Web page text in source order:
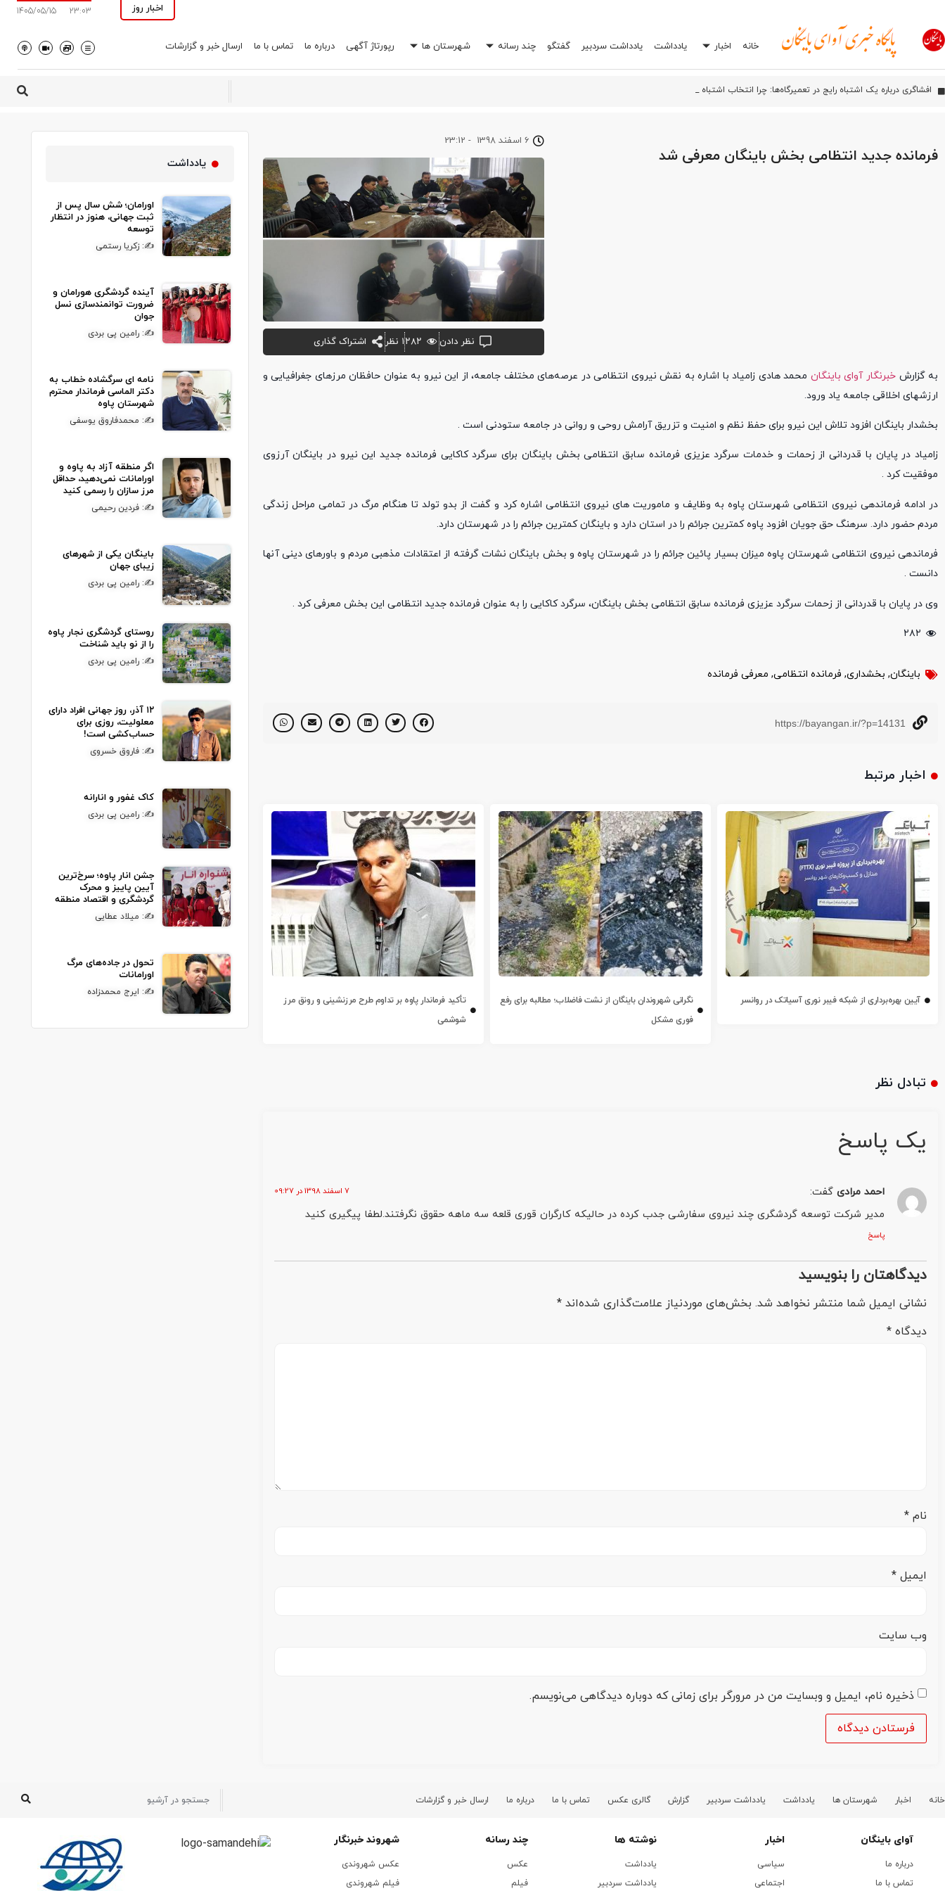
اخبار روز 23:03
1405/05/15
خانه اخبار یادداشت یادداشت سردبیر گفتگو چند رسانه شهرستان ها رپورتاژ آگهی درباره ما تماس با ما ارسال خبر و گزارشات
افشاگری درباره یک اشتباه رایج در تعمیرگاه‌ها: چرا انتخاب اشتباه جعبه بکس می‌تواند
اورامان؛ شش سال پس از ثبت جهانی، هنوز در انتظار توسعه
فرمانده جدید انتظامی بخش باینگان معرفی شد
6 اسفند 1398 -
23:12
نظر دادن ۲۸۲۱ نظر اشتراک گذاری
به گزارشخبرنگار آوای باینگان محمد هادی زامیاد با اشاره به نقش نیروی انتظامی در عرصه‌های مختلف جامعه، از این نیرو به عنوان حافظان مرزهای جغرافیایی و
ارزشهای اخلاقی جامعه یاد ورود.
بخشدار باینگان افزود تلاش این نیرو برای حفظ نظم و امنیت و تزریق آرامش روحی و روانی در جامعه ستودنی است .
زامیاد در پایان با قدردانی از زحمات و خدمات سرگرد عزیزی فرمانده سابق انتظامی بخش باینگان برای سرگرد کاکایی فرمانده جدید این نیرو در باینگان آرزوی
موفقیت کرد .
در ادامه فرماندهی نیروی انتظامی شهرستان پاوه به وظایف و ماموریت های نیروی انتظامی اشاره کرد و گفت از بدو تولد تا هنگام مرگ در تمامی مراحل زندگی
مردم حضور دارد. سرهنگ حق جویان افزود پاوه کمترین جرائم را در استان دارد و باینگان کمترین جرائم را در شهرستان دارد.
فرماندهی نیروی انتظامی شهرستان پاوه میزان بسیار پائین جرائم را در شهرستان پاوه و بخش باینگان نشات گرفته از اعتقادات مذهبی مردم و باورهای دینی آنها
دانست .
وی در پایان با قدردانی از زحمات سرگرد عزیزی فرمانده سابق انتظامی بخش باینگان، سرگرد کاکایی را به عنوان فرمانده جدید انتظامی این بخش معرفی کرد .
۲۸۲
باینگان, بخشداری, فرمانده انتظامی, معرفی فرمانده
https://bayangan.ir/?p=14131
اخبار مرتبط
آیین بهره‌برداری از شبکه فیبر نوری آسیاتک در روانسر
نگرانی شهروندان باینگان از نشت فاضلاب؛ مطالبه برای رفع
فوری مشکل
تأکید فرماندار پاوه بر تداوم طرح مرزنشینی و رونق مرز
شوشمی
تبادل نظر
یک پاسخ
احمد مرادی گفت: 7 اسفند 1398 در 09:27
مدیر شرکت توسعه گردشگری چند نیروی سفارشی جدب کرده در حالیکه کارگران قوری قلعه سه ماهه حقوق نگرفتند.لطفا پیگیری کنید
پاسخ
دیدگاهتان را بنویسید
نشانی ایمیل شما منتشر نخواهد شد. بخش‌های موردنیاز علامت‌گذاری شده‌اند *
دیدگاه *
نام *
ایمیل *
وب‌ سایت
ذخیره نام، ایمیل و وبسایت من در مرورگر برای زمانی که دوباره دیدگاهی می‌نویسم.
یادداشت
اورامان؛ شش سال پس از
ثبت جهانی، هنوز در انتظار
توسعه
✍: زکریا رستمی
آینده گردشگری هورامان و
ضرورت توانمندسازی نسل
جوان
✍: رامین پی بردی
نامه ای سرگشاده خطاب به
دکتر الماسی فرماندار محترم
شهرستان پاوه
✍: محمدفاروق یوسفی
اگر منطقه آزاد به پاوه و
اورامانات نمی‌دهید، حداقل
مرز سازان را رسمی کنید
✍: فردین رحیمی
باینگان یکی از شهرهای
زیبای جهان
✍: رامین پی بردی
روستای گردشگری نجار پاوه
را از نو باید شناخت
✍: رامین پی بردی
۱۲ آذر، روز جهانی افراد دارای
معلولیت، روزی برای
حساب‌کشی است!
✍: فاروق خسروی
کاک غفور و انارانه
✍: رامین پی بردی
جشن انار پاوه؛ سرخ‌ترین
آیین پاییز و محرک
گردشگری و اقتصاد منطقه
✍: میلاد عطایی
تحول در جاده‌های مرگ
اورامانات
✍: ایرج محمدزاده
خانه اخبار شهرستان ها یادداشت یادداشت سردبیر گزارش گالری عکس تماس با ما درباره ما ارسال خبر و گزارشات
آوای باینگان
درباره ما
تماس با ما
اخبار
سیاسی
اجتماعی
نوشته ها
یادداشت
یادداشت سردبیر
چند رسانه
عکس
فیلم
شهروند خبرنگار
عکس شهروندی
فیلم شهروندی